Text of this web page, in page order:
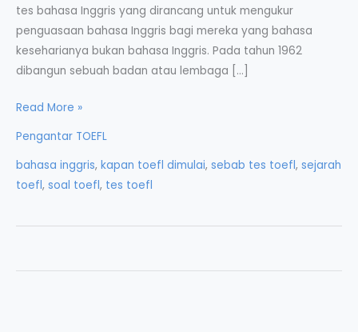
tes bahasa Inggris yang dirancang untuk mengukur
penguasaan bahasa Inggris bagi mereka yang bahasa
keseharianya bukan bahasa Inggris. Pada tahun 1962
dibangun sebuah badan atau lembaga […]
Sejarah
Legalisasi
TOEFL
Read More »
Pengantar TOEFL
bahasa inggris, kapan toefl dimulai, sebab tes toefl, sejarah
toefl, soal toefl, tes toefl